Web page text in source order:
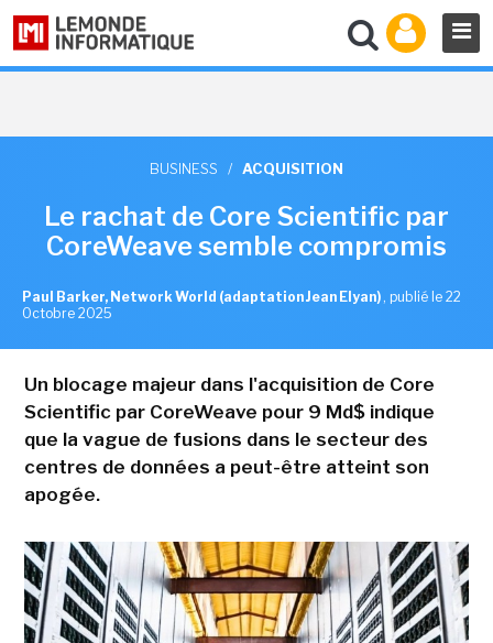
BUSINESS / ACQUISITION
Le rachat de Core Scientific par
CoreWeave semble compromis
Paul Barker, Network World (adaptation Jean Elyan) , publié le 22
Octobre 2025
Un blocage majeur dans l'acquisition de Core
Scientific par CoreWeave pour 9 Md$ indique
que la vague de fusions dans le secteur des
centres de données a peut-être atteint son
apogée.